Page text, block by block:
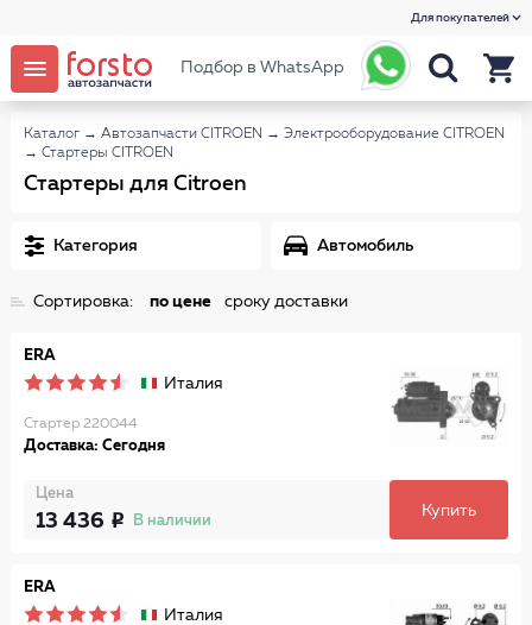
Для покупателей
Подбор в WhatsApp
Каталог → Автозапчасти CITROEN → Электрооборудование CITROEN
→ Стартеры CITROEN
Стартеры для Citroen
Категория Автомобиль
Сортировка: по цене сроку доставки
ERA
Италия
Стартер 220044
Доставка: Сегодня
Цена
13 436 В наличии
Купить
ERA
Италия